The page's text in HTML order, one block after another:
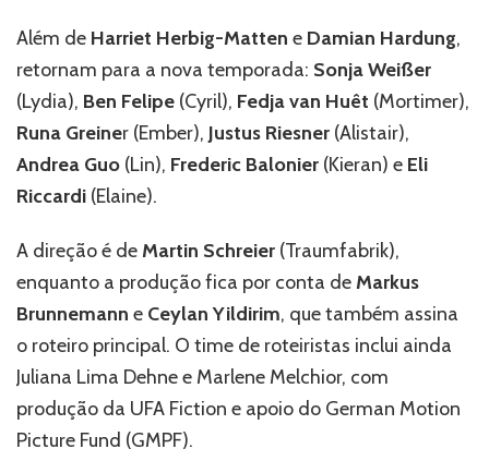
Além de Harriet Herbig-Matten e Damian Hardung,
retornam para a nova temporada: Sonja Weißer
(Lydia), Ben Felipe (Cyril), Fedja van Huêt (Mortimer),
Runa Greiner (Ember), Justus Riesner (Alistair),
Andrea Guo (Lin), Frederic Balonier (Kieran) e Eli
Riccardi (Elaine).
A direção é deMartin Schreier (Traumfabrik),
enquanto a produção fica por conta deMarkus
Brunnemann e Ceylan Yildirim, que também assina
o roteiro principal. O time de roteiristas inclui ainda
Juliana Lima Dehne e Marlene Melchior, com
produção da UFA Fiction e apoio do German Motion
Picture Fund (GMPF).